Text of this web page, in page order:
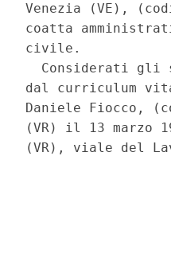
Venezia (VE),
coatta
civile.
Considerati gli
dal curriculum
Daniele Fiocco,
(VR) il 13 marzo